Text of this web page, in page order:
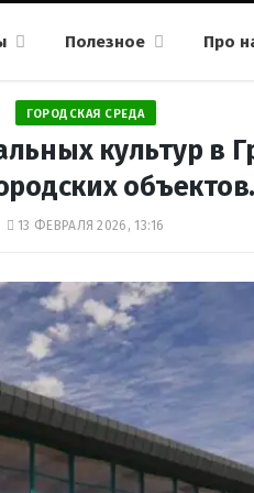
Полезное Про
ГОРОДСКАЯ СРЕДА
культур в
13 ФЕВРАЛЯ 2026, 13:16